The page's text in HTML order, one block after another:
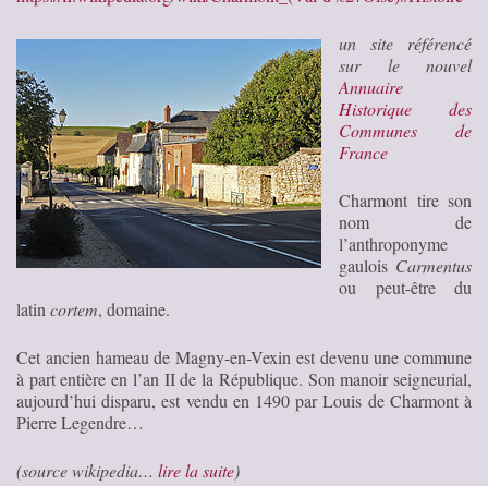
un site référencé
sur le nouvel
Annuaire
Historique des
Communes de
France
Charmont tire son
nom de
l’anthroponyme
gaulois Carmentus
ou peut-être du
latin cortem, domaine.
Cet ancien hameau de Magny-en-Vexin est devenu une commune
à part entière en l’an II de la République. Son manoir seigneurial,
aujourd’hui disparu, est vendu en 1490 par Louis de Charmont à
Pierre Legendre…
(source wikipedia… lire la suite)